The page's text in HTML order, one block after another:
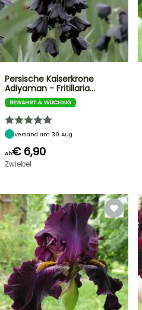
Persische Kaiserkrone
Adiyaman - Fritillaria…
BEWÄHRT & WÜCHSIG
Versand am 30 Aug.
Ab€ 6,90
Zwiebel